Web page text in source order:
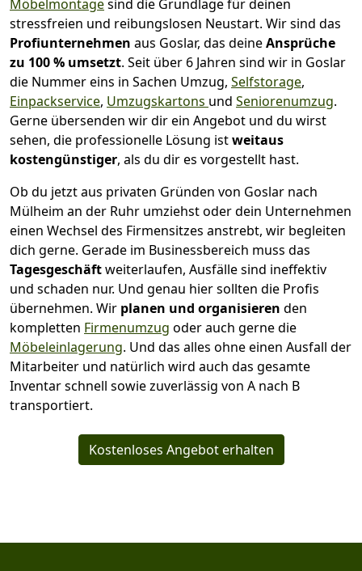
Möbelmontagesind die Grundlage für deinen
stressfreien und reibungslosen Neustart. Wir sind das
Profiunternehmen aus Goslar, das deineAnsprüche
zu 100 % umsetzt. Seit über 6 Jahren sind wir in Goslar
die Nummer eins in Sachen Umzug, Selfstorage,
Einpackservice, Umzugskartons und Seniorenumzug.
Gerne übersenden wir dir ein Angebot und du wirst
sehen, die professionelle Lösung istweitaus
kostengünstiger, als du dir es vorgestellt hast.
Ob du jetzt aus privaten Gründen von Goslar nach
Mülheim an der Ruhr umziehst oder dein Unternehmen
einen Wechsel des Firmensitzes anstrebt, wir begleiten
dich gerne. Gerade im Businessbereich muss das
Tagesgeschäftweiterlaufen, Ausfälle sind ineffektiv
und schaden nur. Und genau hier sollten die Profis
übernehmen. Wir planen und organisieren den
kompletten Firmenumzug oder auch gerne die
Möbeleinlagerung. Und das alles ohne einen Ausfall der
Mitarbeiter und natürlich wird auch das gesamte
Inventar schnell sowie zuverlässig von A nach B
transportiert.
Kostenloses Angebot erhalten